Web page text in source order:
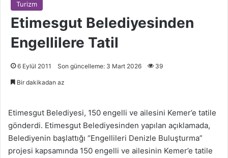
Turizm
Etimesgut Belediyesinden
Engellilere Tatil
6 Eylül 2011 Son güncelleme: 3 Mart 2026 39
Bir dakikadan az
Etimesgut Belediyesi, 150 engelli ve ailesini Kemer’e tatile
gönderdi. Etimesgut Belediyesinden yapılan açıklamada,
Belediyenin başlattığı “Engellileri Denizle Buluşturma”
projesi kapsamında 150 engelli ve ailesinin Kemer’e tatile